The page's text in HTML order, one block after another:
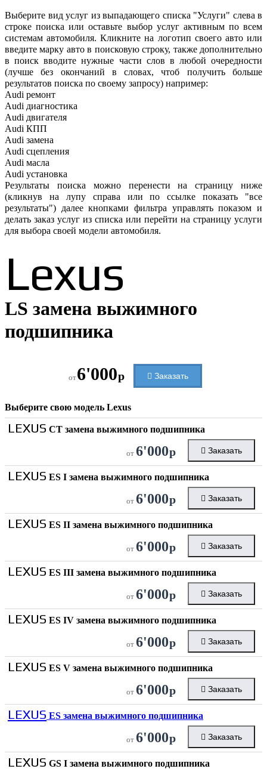
Выберите вид услуг из выпадающего списка "Услуги" слева в
строке поиска или оставьте выбор услуг активным по всем
системам автомобиля. Кликните на логотип своего авто или
введите марку авто в поисковую строку, также дополнительно
в поиск вводите нужные части слов в любой очередности
(лучше без окончаний в словах, чтоб получить больше
результатов поиска по своему запросу) например:
Audi ремонт
Audi диагностика
Audi двигателя
Audi КПП
Audi замена
Audi сцепления
Audi масла
Audi установка
Результаты поиска можно перенести на страницу ниже
(кликнув на лупу справа или по ссылке показать "все
результаты") далее кнопками фильтра управлять показом и
делать заказ услуг из списка или перейти на страницу услуги
для выбора своей модели автомобиля.
Lexus
LS замена выжимного
подшипника
от6'000р Заказать
Выберите свою модель Lexus
LEXUS CT замена выжимного подшипника
от 6'000р Заказать
LEXUS ES I замена выжимного подшипника
от 6'000р Заказать
LEXUS ES II замена выжимного подшипника
от 6'000р Заказать
LEXUS ES III замена выжимного подшипника
от 6'000р Заказать
LEXUS ES IV замена выжимного подшипника
от 6'000р Заказать
LEXUS ES V замена выжимного подшипника
от 6'000р Заказать
LEXUS ES замена выжимного подшипника
от 6'000р Заказать
LEXUS GS I замена выжимного подшипника